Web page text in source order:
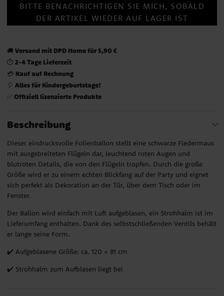
BITTE BENACHRICHTIGEN SIE MICH, SOBALD
DER ARTIKEL WIEDER AUF LAGER IST
🚚 Versand mit DPD Home für 5,90 €
⏱️ 2-4 Tage Lieferzeit
💳 Kauf auf Rechnung
🎈 Alles für Kindergeburtstage!
✅ Offiziell lizenzierte Produkte
Beschreibung
Dieser eindrucksvolle Folienballon stellt eine schwarze Fledermaus
mit ausgebreiteten Flügeln dar, leuchtend roten Augen und
blutroten Details, die von den Flügeln tropfen. Durch die große
Größe wird er zu einem echten Blickfang auf der Party und eignet
sich perfekt als Dekoration an der Tür, über dem Tisch oder im
Fenster.
Der Ballon wird einfach mit Luft aufgeblasen, ein Strohhalm ist im
Lieferumfang enthalten. Dank des selbstschließenden Ventils behält
er lange seine Form.
✔️ Aufgeblasene Größe: ca. 120 × 81 cm
✔️ Strohhalm zum Aufblasen liegt bei